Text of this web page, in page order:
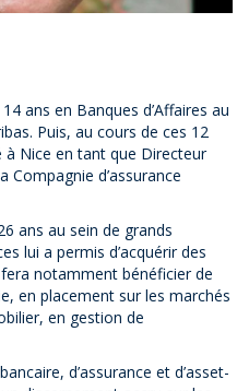
ans en Banques d’Affaires au
Puis, au cours de ces 12
à Nice en tant que Directeur
Compagnie d’assurance
ans au sein de grands
lui a permis d’acquérir des
notamment bénéficier de
en placement sur les marchés
en gestion de
d’assurance et d’asset-